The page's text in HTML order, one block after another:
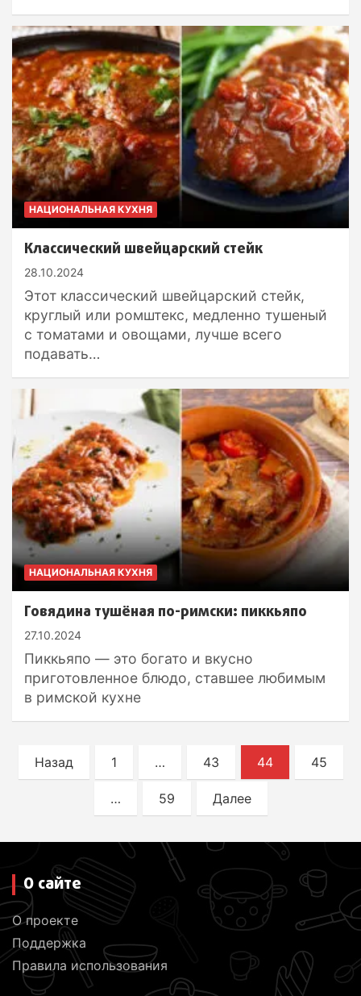
НАЦИОНАЛЬНАЯ КУХНЯ
Классический швейцарский стейк
28.10.2024
Этот классический швейцарский стейк,
круглый или ромштекс, медленно тушеный
с томатами и овощами, лучше всего
подавать…
НАЦИОНАЛЬНАЯ КУХНЯ
Говядина тушёная по-римски: пиккьяпо
27.10.2024
Пиккьяпо — это богато и вкусно
приготовленное блюдо, ставшее любимым
в римской кухне
а
и
а
ц
и
я
Назад 1 … 43 44 45
… 59 Далее
О сайте
О проекте
Поддержка
Правила использования